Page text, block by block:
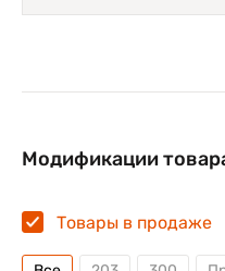
Модификации
Товары в продаже